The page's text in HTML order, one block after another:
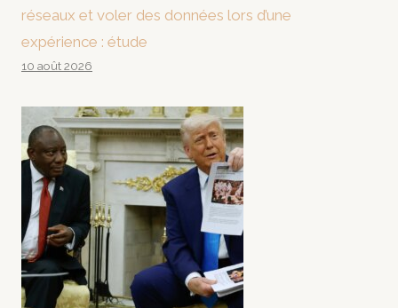
réseaux et voler des données lors d’une
expérience : étude
10 août 2026